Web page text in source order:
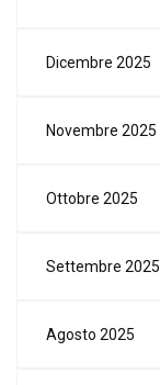
Dicembre 2025
Novembre 2025
Ottobre 2025
Settembre 2025
Agosto 2025